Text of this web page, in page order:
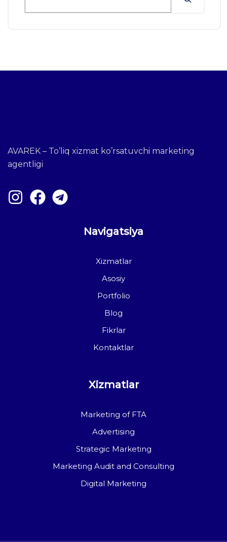
AVAREK – To’liq xizmat ko’rsatuvchi marketing
agentligi
Navigatsiya
Xizmatlar
Asosiy
Portfolio
Blog
Fikrlar
Kontaktlar
Xizmatlar
Marketing of FTA
Advertising
Strategic Marketing
Marketing Audit and Consulting
Digital Marketing